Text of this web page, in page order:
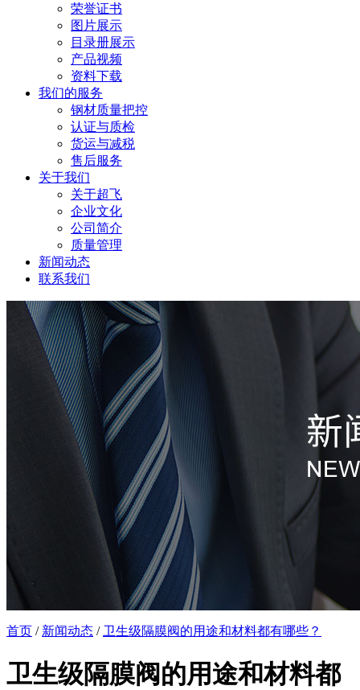
荣誉证书
图片展示
目录册展示
产品视频
资料下载
我们的服务
钢材质量把控
认证与质检
货运与减税
售后服务
关于我们
关于超飞
企业文化
公司简介
质量管理
新闻动态
联系我们
首页 / 新闻动态 / 卫生级隔膜阀的用途和材料都有哪些？
卫生级隔膜阀的用途和材料都